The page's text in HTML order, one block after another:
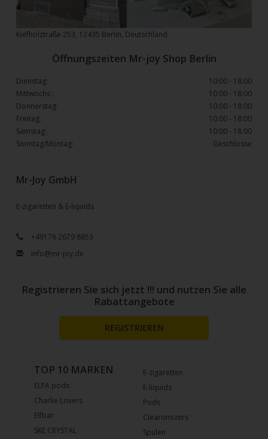
Mr-Joy GmbH
E-zigaretten & E-liquids
+49176 2679 8853
info@mr-joy.de
Kiefholztraße 253, 12435 Berlin, Deutschland
Öffnungszeiten Mr-joy Shop Berlin
Dienstag:
10:00 - 18:00
Mittwochs :
10:00 - 18:00
Donnerstag:
10:00 - 18:00
Freitag:
10:00 - 18:00
Samstag:
10:00 - 18:00
Sonntag/Montag:
Geschlosse
E-zigaretten
E-liquids
Pods
Clearomizers
Spulen
TOP 10 MARKEN
ELFA pods
Charlie Lovers
Elfbar
SKE CRYSTAL
Registrieren Sie sich jetzt !!! und nutzen Sie alle
Rabattangebote
REGISTRIEREN